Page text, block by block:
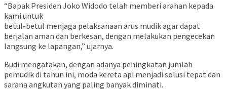
“Bapak Presiden Joko Widodo telah memberi arahan kepada
kami untuk
betul-betul menjaga pelaksanaan arus mudik agar dapat
berjalan aman dan berkesan, dengan melakukan pengecekan
langsung ke lapangan,” ujarnya.
Budi mengatakan, dengan adanya peningkatan jumlah
pemudik di tahun ini, moda kereta api menjadi solusi tepat dan
sarana angkutan yang paling banyak diminati.